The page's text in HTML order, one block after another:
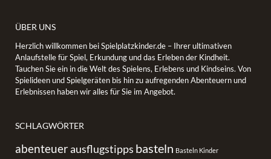
ÜBER UNS
Herzlich willkommen bei Spielplatzkinder.de – Ihrer ultimativen
Anlaufstelle für Spiel, Erkundung und das Erleben der Kindheit.
Tauchen Sie ein in die Welt des Spielens, Erlebens und Kindseins. Von
Spielideen und Spielgeräten bis hin zu aufregenden Abenteuern und
Erlebnissen haben wir alles für Sie im Angebot.
SCHLAGWÖRTER
abenteuerausflugstipps basteln Basteln Kinder